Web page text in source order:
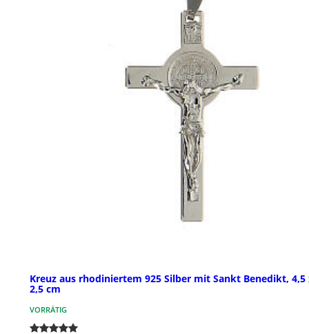
Kreuz aus rhodiniertem 925 Silber mit Sankt Benedikt, 4,5
2,5 cm
VORRÄTIG